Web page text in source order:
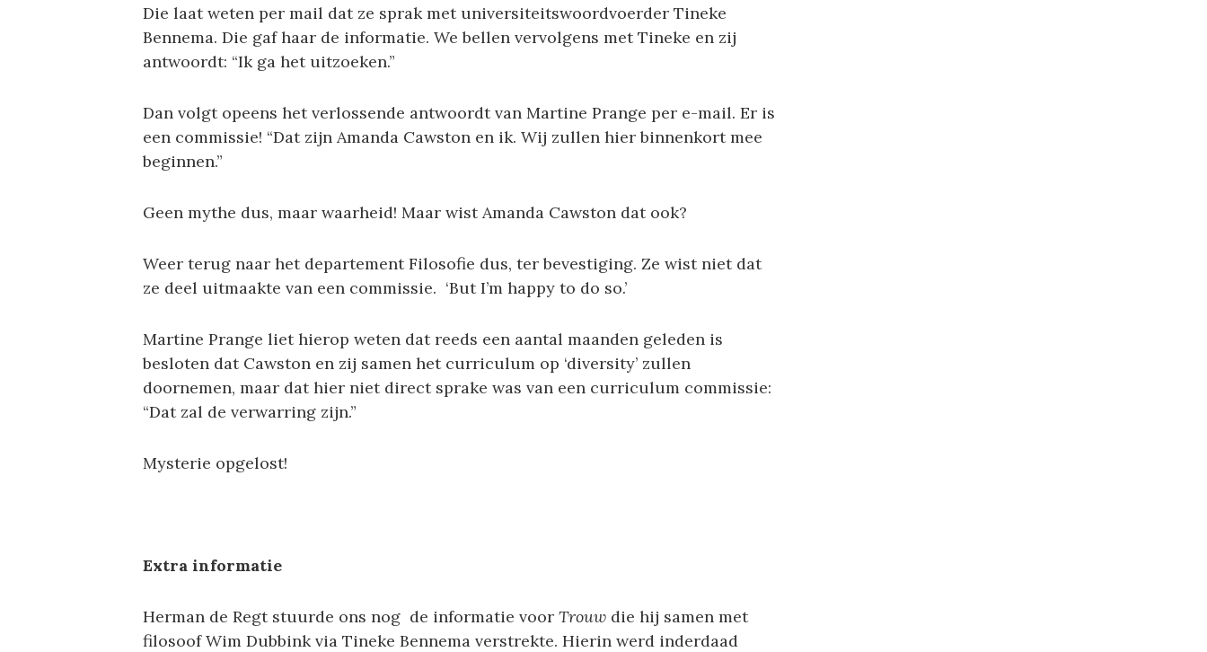
Die laat weten per mail dat ze sprak met universiteitswoordvoerder Tineke
Bennema. Die gaf haar de informatie. We bellen vervolgens met Tineke en zij
antwoordt: “Ik ga het uitzoeken.”
Dan volgt opeens het verlossende antwoordt van Martine Prange per e-mail. Er is
een commissie! “Dat zijn Amanda Cawston en ik. Wij zullen hier binnenkort mee
beginnen.”
Geen mythe dus, maar waarheid! Maar wist Amanda Cawston dat ook?
Weer terug naar het departement Filosofie dus, ter bevestiging. Ze wist niet dat
ze deel uitmaakte van een commissie. ‘But I’m happy to do so.’
Martine Prange liet hierop weten dat reeds een aantal maanden geleden is
besloten dat Cawston en zij samen het curriculum op ‘diversity’ zullen
doornemen, maar dat hier niet direct sprake was van een curriculum commissie:
“Dat zal de verwarring zijn.”
Mysterie opgelost!
Extra informatie
Herman de Regt stuurde ons nog de informatie voor Trouw die hij samen met
filosoof Wim Dubbink via Tineke Bennema verstrekte. Hierin werd inderdaad